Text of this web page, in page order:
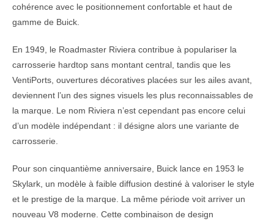
cohérence avec le positionnement confortable et haut de
gamme de Buick.
En 1949, le Roadmaster Riviera contribue à populariser la
carrosserie hardtop sans montant central, tandis que les
VentiPorts, ouvertures décoratives placées sur les ailes avant,
deviennent l’un des signes visuels les plus reconnaissables de
la marque. Le nom Riviera n’est cependant pas encore celui
d’un modèle indépendant : il désigne alors une variante de
carrosserie.
Pour son cinquantième anniversaire, Buick lance en 1953 le
Skylark, un modèle à faible diffusion destiné à valoriser le style
et le prestige de la marque. La même période voit arriver un
nouveau V8 moderne. Cette combinaison de design